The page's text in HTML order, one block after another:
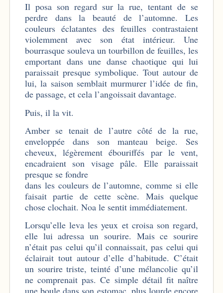
Il posa son regard sur la rue, tentant de se
perdre dans la beauté de l’automne. Les
couleurs éclatantes des feuilles contrastaient
violemment avec son état intérieur. Une
bourrasque souleva un tourbillon de feuilles, les
emportant dans une danse chaotique qui lui
paraissait presque symbolique. Tout autour de
lui, la saison semblait murmurer l’idée de fin,
de passage, et cela l’angoissait davantage.
Puis, il la vit.
Amber se tenait de l’autre côté de la rue,
enveloppée dans son manteau beige. Ses
cheveux, légèrement ébouriffés par le vent,
encadraient son visage pâle. Elle paraissait
presque se fondre
dans les couleurs de l’automne, comme si elle
faisait partie de cette scène. Mais quelque
chose clochait. Noa le sentit immédiatement.
Lorsqu’elle leva les yeux et croisa son regard,
elle lui adressa un sourire. Mais ce sourire
n’était pas celui qu’il connaissait, pas celui qui
éclairait tout autour d’elle d’habitude. C’était
un sourire triste, teinté d’une mélancolie qu’il
ne comprenait pas. Ce simple détail fit naître